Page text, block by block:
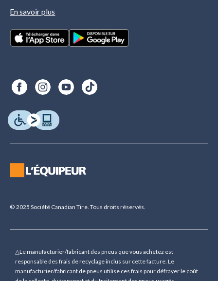
En savoir plus
© 2025 Société Canadian Tire. Tous droits réservés.
△Le manufacturier/fabricant des pneus que vous achetez est
responsable des frais de recyclage inclus sur cette facture. Le
manufacturier/fabricant de pneus utilise ces frais pour défrayer le coût